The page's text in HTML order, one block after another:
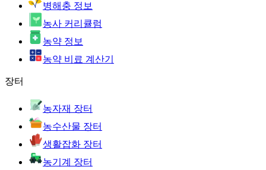
병해충 정보
농사 커리큘럼
농약 정보
농약 비료 계산기
장터
농자재 장터
농수산물 장터
생활잡화 장터
농기계 장터